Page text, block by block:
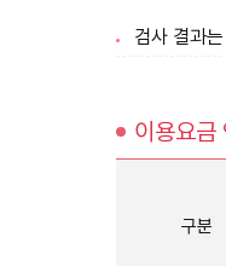
검사 결과
이용요금
구분